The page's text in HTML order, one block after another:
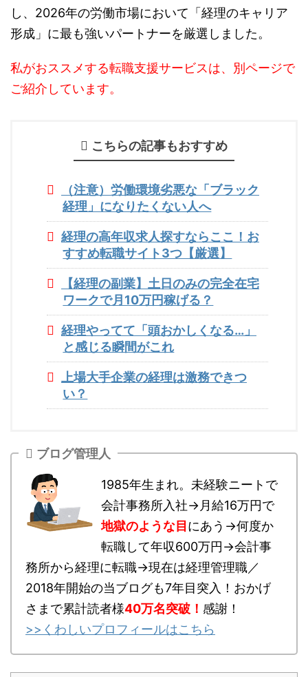
し、2026年の労働市場において「経理のキャリア
形成」に最も強いパートナーを厳選しました。
私がおススメする転職支援サービスは、別ページで
ご紹介しています。
こちらの記事もおすすめ
（注意）労働環境劣悪な「ブラック
経理」になりたくない人へ
経理の高年収求人探すならここ！お
すすめ転職サイト3つ【厳選】
【経理の副業】土日のみの完全在宅
ワークで月10万円稼げる？
経理やってて「頭おかしくなる…」
と感じる瞬間がこれ
上場大手企業の経理は激務できつ
い？
ブログ管理人
1985年生まれ。未経験ニートで
会計事務所入社→月給16万円で
地獄のような目 にあう→何度か
転職して年収600万円→会計事
務所から経理に転職→現在は経理管理職／
2018年開始の当ブログも7年目突入！おかげ
さまで累計読者様40万名突破 ！ 感謝！
>>くわしいプロフィールはこちら